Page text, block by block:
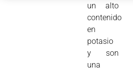
un alto
contenido
en
potasio
y son
una